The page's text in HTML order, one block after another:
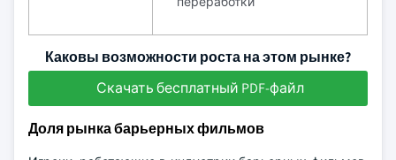
Каковы возможности роста на этом рынке?
Скачать бесплатный PDF-файл
Доля рынка барьерных фильмов